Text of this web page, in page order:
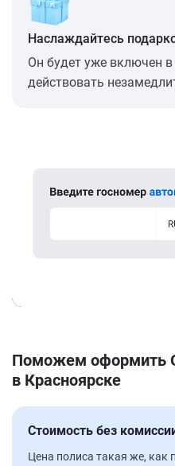
Наслаждайтесь
Он будет уже включен
действовать
Поможем оформить
в Красноярске
Стоимость без
Цена полиса такая же, как